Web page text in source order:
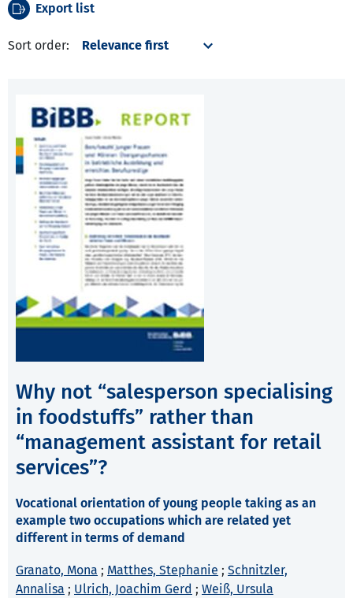
Export list
Sort order:
Why not “salesperson specialising
in foodstuffs” rather than
“management assistant for retail
services”?
Vocational orientation of young people taking as an
example two occupations which are related yet
different in terms of demand
Granato, Mona ; Matthes, Stephanie ; Schnitzler,
Annalisa ; Ulrich, Joachim Gerd ; Weiß, Ursula